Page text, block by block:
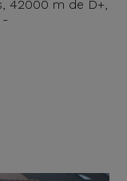
42000 m de D+,
-